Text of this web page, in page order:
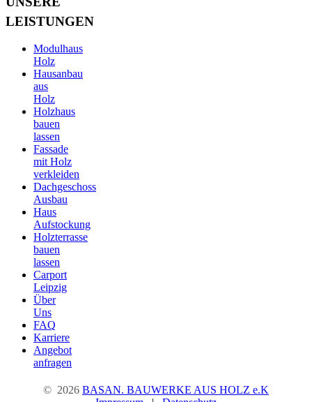
LEISTUNGEN
Modulhaus
Holz
Hausanbau
aus
Holz
Holzhaus
bauen
lassen
Fassade
mit Holz
verkleiden
Dachgeschoss
Ausbau
Haus
Aufstockung
Holzterrasse
bauen
lassen
Carport
Leipzig
Über
Uns
FAQ
Karriere
Angebot
anfragen
© 2026 BASAN. BAUWERKE AUS HOLZ e.K